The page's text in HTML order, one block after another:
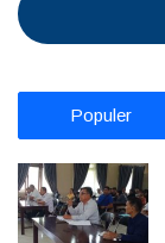
Populer